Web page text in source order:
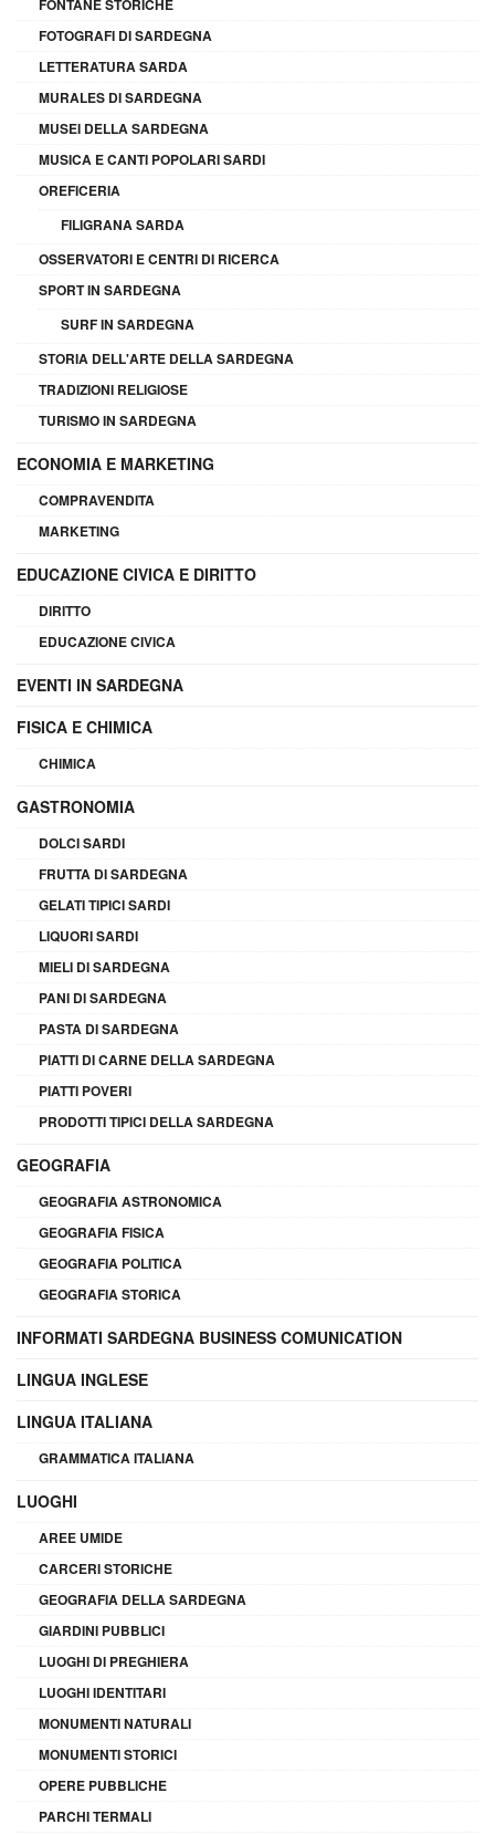
FONTANE STORICHE
FOTOGRAFI DI SARDEGNA
LETTERATURA SARDA
MURALES DI SARDEGNA
MUSEI DELLA SARDEGNA
MUSICA E CANTI POPOLARI SARDI
OREFICERIA
FILIGRANA SARDA
OSSERVATORI E CENTRI DI RICERCA
SPORT IN SARDEGNA
SURF IN SARDEGNA
STORIA DELL'ARTE DELLA SARDEGNA
TRADIZIONI RELIGIOSE
TURISMO IN SARDEGNA
ECONOMIA E MARKETING
COMPRAVENDITA
MARKETING
EDUCAZIONE CIVICA E DIRITTO
DIRITTO
EDUCAZIONE CIVICA
EVENTI IN SARDEGNA
FISICA E CHIMICA
CHIMICA
GASTRONOMIA
DOLCI SARDI
FRUTTA DI SARDEGNA
GELATI TIPICI SARDI
LIQUORI SARDI
MIELI DI SARDEGNA
PANI DI SARDEGNA
PASTA DI SARDEGNA
PIATTI DI CARNE DELLA SARDEGNA
PIATTI POVERI
PRODOTTI TIPICI DELLA SARDEGNA
GEOGRAFIA
GEOGRAFIA ASTRONOMICA
GEOGRAFIA FISICA
GEOGRAFIA POLITICA
GEOGRAFIA STORICA
INFORMATI SARDEGNA BUSINESS COMUNICATION
LINGUA INGLESE
LINGUA ITALIANA
GRAMMATICA ITALIANA
LUOGHI
AREE UMIDE
CARCERI STORICHE
GEOGRAFIA DELLA SARDEGNA
GIARDINI PUBBLICI
LUOGHI DI PREGHIERA
LUOGHI IDENTITARI
MONUMENTI NATURALI
MONUMENTI STORICI
OPERE PUBBLICHE
PARCHI TERMALI